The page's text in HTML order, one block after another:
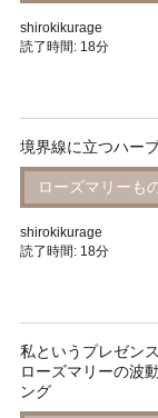
shirokikurage
読了時間: 18分
境界線に立つハー
ローズマリーも
shirokikurage
読了時間: 18分
私というプレゼン
ローズマリーの波
ング